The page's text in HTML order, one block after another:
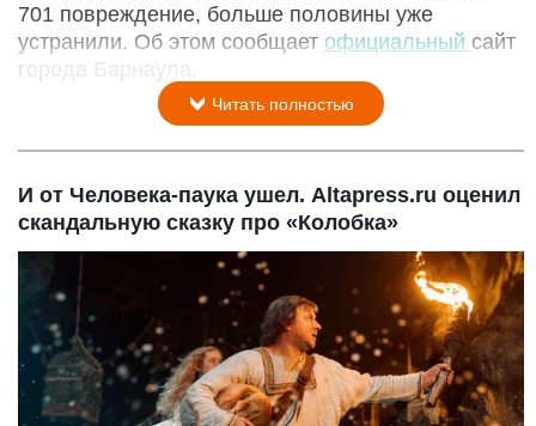
701 повреждение, больше половины уже
устранили. Об этом сообщает официальный сайт
города Барнаула.
Читать полностью
И от Человека-паука ушел. Altapress.ru оценил
скандальную сказку про «Колобка»